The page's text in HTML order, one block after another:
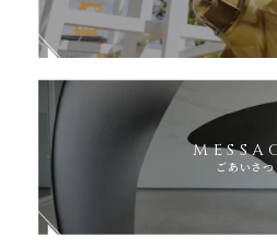
ごあいさつ